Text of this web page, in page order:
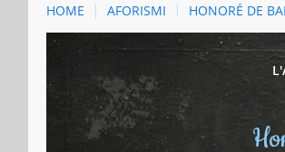
HOME AFORISMI HONORÉ DE